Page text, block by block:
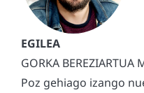
GORKA BEREZIARTUA
Poz gehiago izango